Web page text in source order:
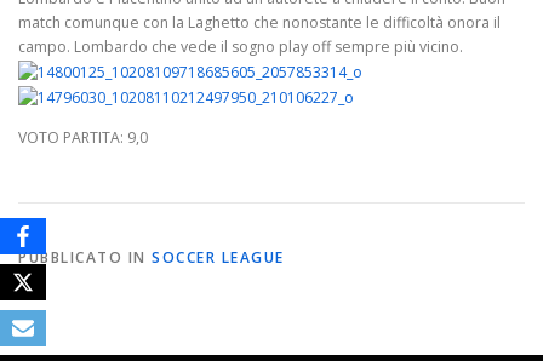
match comunque con la Laghetto che nonostante le difficoltà onora il
campo. Lombardo che vede il sogno play off sempre più vicino.
VOTO PARTITA: 9,0
PUBBLICATO IN SOCCER LEAGUE